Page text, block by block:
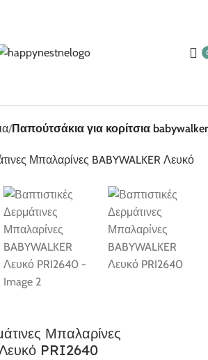
Παπούτσάκια για κορίτσια babywalker
Μπαλαρίνες
PRI2640
για πληρωμές με κάρτα!